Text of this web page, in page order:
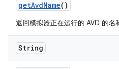
getAvdName()
返回模拟器正在运行的 AVD 的名
String